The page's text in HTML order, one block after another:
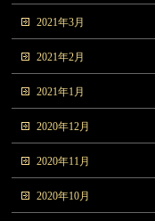
2021年3月
2021年2月
2021年1月
2020年12月
2020年11月
2020年10月